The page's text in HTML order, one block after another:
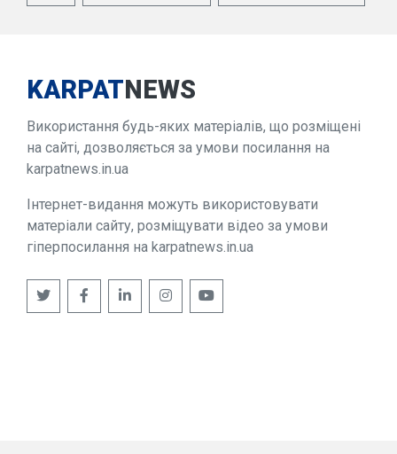
KARPATNEWS
Використання будь-яких матеріалів, що розміщені
на сайті, дозволяється за умови посилання на
karpatnews.in.ua
Інтернет-видання можуть використовувати
матеріали сайту, розміщувати відео за умови
гіперпосилання на karpatnews.in.ua